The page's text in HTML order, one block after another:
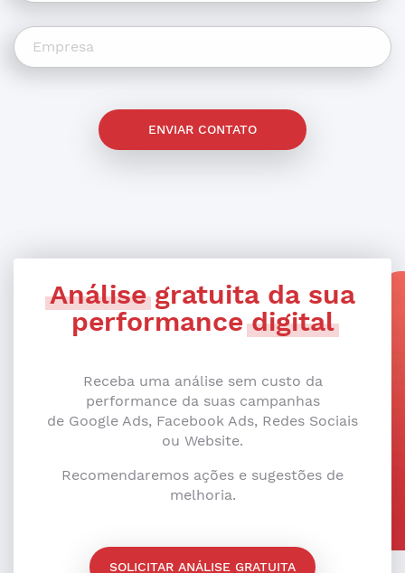
ENVIAR CONTATO
Análisegratuita da sua
performancedigital
Receba uma análise sem custo da
performance da suas campanhas
de Google Ads, Facebook Ads, Redes Sociais
ou Website.
Recomendaremos ações e sugestões de
melhoria.
SOLICITAR ANÁLISE GRATUITA